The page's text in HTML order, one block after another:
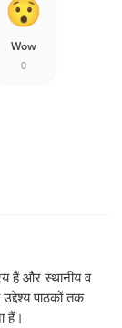
Wow
0
हैं और स्थानीय व
पाठकों तक
हैं।